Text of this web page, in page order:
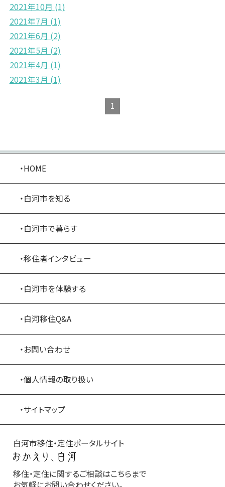
2021年10月 (1)
2021年7月 (1)
2021年6月 (2)
2021年5月 (2)
2021年4月 (1)
2021年3月 (1)
1
白河市移住・定住ポータルサイト
移住・定住に関するご相談はこちらまで
・HOME
・白河市を知る
・白河市で暮らす
・移住者インタビュー
・白河市を体験する
・白河移住Q&A
・お問い合わせ
・個人情報の取り扱い
・サイトマップ